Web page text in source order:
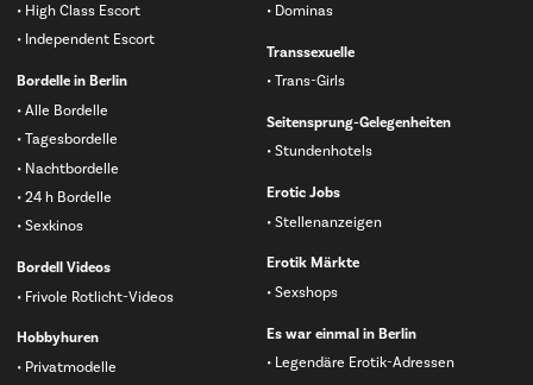
High Class Escort
Independent Escort
Bordelle in Berlin
Alle Bordelle
Tagesbordelle
Nachtbordelle
24 h Bordelle
Sexkinos
Bordell Videos
Frivole Rotlicht-Videos
Hobbyhuren
Privatmodelle
Dominas
Transsexuelle
Trans-Girls
Seitensprung-Gelegenheiten
Stundenhotels
Erotic Jobs
Stellenanzeigen
Erotik Märkte
Sexshops
Es war einmal in Berlin
Legendäre Erotik-Adressen